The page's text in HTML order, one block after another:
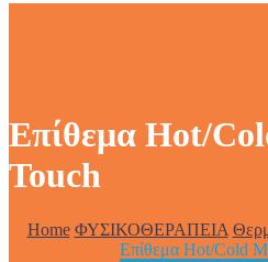
Επίθεμα Hot/
Touch
Home ΦΥΣΙΚΟΘΕΡΑΠΕΙΑ
Επίθεμα Hot/Cold